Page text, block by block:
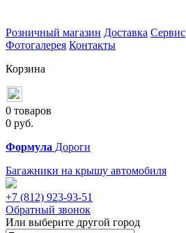
Розничный магазин Доставка Сервис
Фотогалерея Контакты
Корзина
0 товаров
0 руб.
Формула Дороги
Багажники на крышу автомобиля
+7 (812) 923-93-51
Обратный звонок
Или выберите другой город